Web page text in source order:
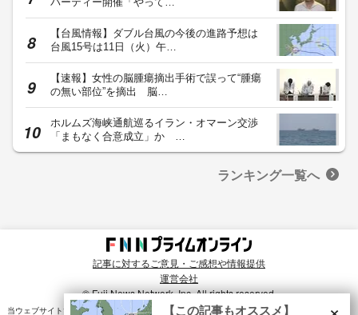
【台風情報】ダブル台風の今後の進路予想は
台風15号は11日（火）午…
【速報】女性の脳腫瘍摘出手術で誤って“腫瘍
の無い部位”を摘出 脳…
ホルムズ海峡通航巡るイラン・オマーン交渉
「まもなく合意成立」か …
ランキング一覧へ
記事に対するご意見・ご感想や情報提供
運営会社
© Fuji News Network, Inc. All rights reserved.
当ウェブサイトでは、ユーザのニーズ・興味・関⼼に合致したコンテンツや広告配信を提供する
【この記事もオススメ】